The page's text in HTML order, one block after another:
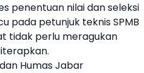
penentuan nilai dan seleksi
pada petunjuk teknis SPMB
tidak perlu meragukan
Humas Jabar